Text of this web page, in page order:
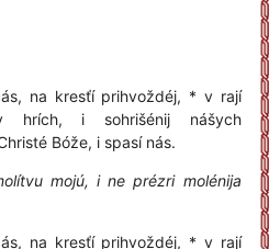
na kresťí prihvoždéj, * v rají
hrích, i sohrišénij nášych
Bóže, i spasí nás.
mojú, i ne prézri molénija
na kresťí prihvoždéj, * v rají